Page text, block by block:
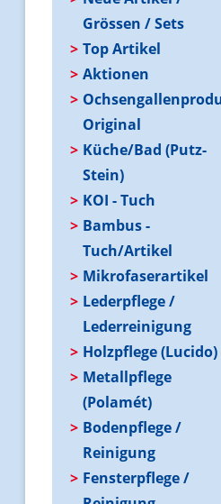
Grössen / Sets
Top Artikel
Aktionen
Original
Küche/Bad (Putz-
Stein)
KOI - Tuch
Bambus -
Tuch/Artikel
Mikrofaserartikel
Lederpflege /
Lederreinigung
Holzpflege (Lucido)
Metallpflege
(Polamét)
Bodenpflege /
Reinigung
Fensterpflege /